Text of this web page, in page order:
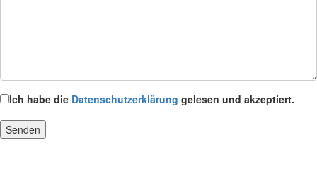
Ich habe die Datenschutzerklärung gelesen und akzeptiert.